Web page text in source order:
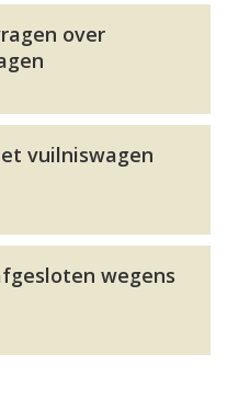
over
vuilniswagen
wegens